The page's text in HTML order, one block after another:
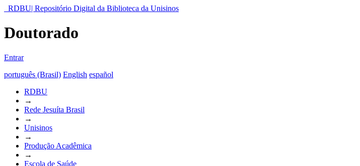
RDBU| Repositório Digital da Biblioteca da Unisinos
Doutorado
Entrar
português (Brasil) English español
RDBU
→
Rede Jesuíta Brasil
→
Unisinos
→
Produção Acadêmica
→
Escola de Saúde